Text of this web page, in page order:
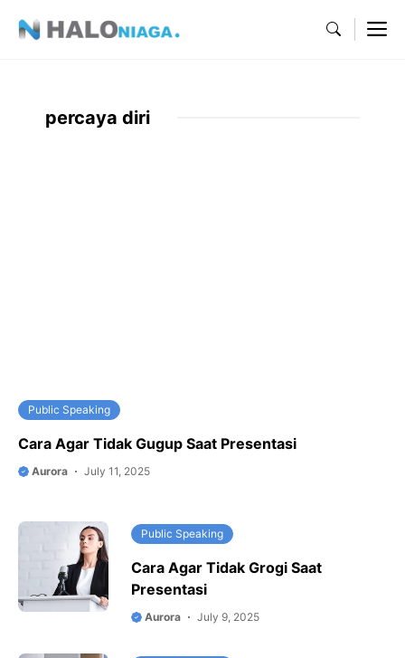
percaya diri
Public Speaking
Cara Agar Tidak Gugup Saat Presentasi
Aurora July 11, 2025
Public Speaking
Cara Agar Tidak Grogi Saat
Presentasi
Aurora July 9, 2025